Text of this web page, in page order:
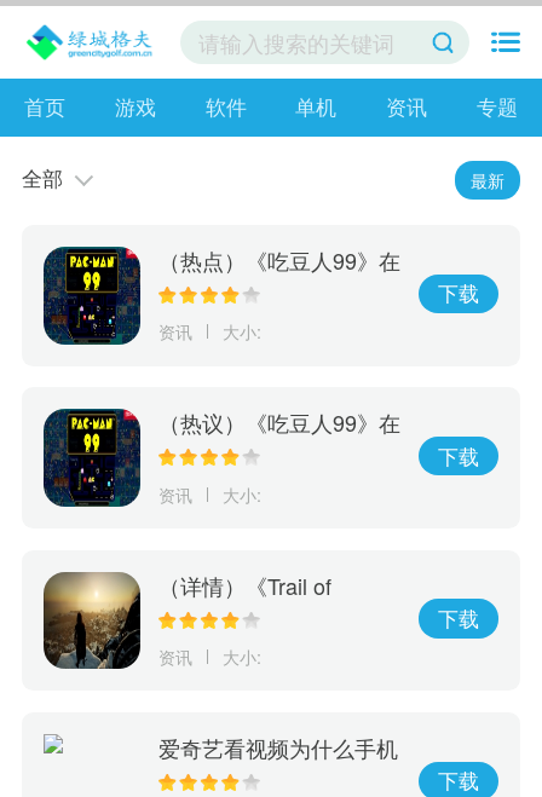
首页 游戏 软件 单机 资讯 专题
全部 最新
（热点）《吃豆人99》在
线游戏服务将于10月8日
资讯 大小:
下载
（热议）《吃豆人99》在
线游戏服务将于10月8日
资讯 大小:
下载
（详情）《Trail of
Ayash》抢先体验游戏上
决定部族未来命运
资讯 大小:
下载
爱奇艺看视频为什么手机
会震动
下载